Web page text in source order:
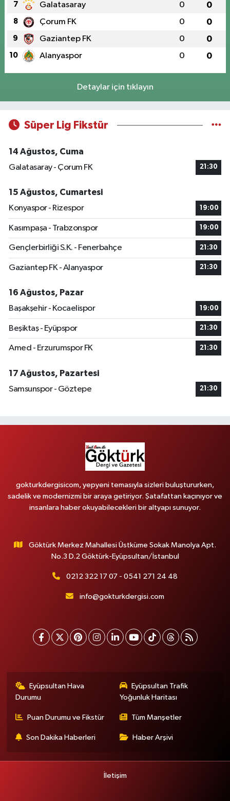
7 Galatasaray 0 0
8 Çorum FK 0 0
9 Gaziantep FK 0 0
10 Alanyaspor 0 0
Detaylar için tıklayın
Süper Lig Fikstür
14 Ağustos, Cuma
Galatasaray - Çorum FK
21:30
15 Ağustos, Cumartesi
Konyaspor - Rizespor
19:00
Kasımpaşa - Trabzonspor 19:00
Gençlerbirliği S.K. - Fenerbahçe 21:30
Gaziantep FK - Alanyaspor 21:30
16 Ağustos, Pazar
Başakşehir - Kocaelispor
19:00
Beşiktaş - Eyüpspor 21:30
Amed - Erzurumspor FK 21:30
17 Ağustos, Pazartesi
Samsunspor - Göztepe
21:30
gokturkdergisicom, yepyeni temasıyla sizleri buluştururken,
sadelik ve modernizmi bir araya getiriyor. Şatafattan kaçınıyor ve
insanlara haber okuyabilecekleri bir altyapı sunuyor.
Göktürk Merkez Mahallesi Üstküme Sokak Manolya Apt.
No.3 D.2 Göktürk-Eyüpsultan/İstanbul
0212 322 17 07 - 0541 271 24 48
info@gokturkdergisi.com
Eyüpsultan Hava
Durumu
Eyüpsultan Trafik
Yoğunluk Haritası
Puan Durumu ve Fikstür Tüm Manşetler
Son Dakika Haberleri Haber Arşivi
İletişim